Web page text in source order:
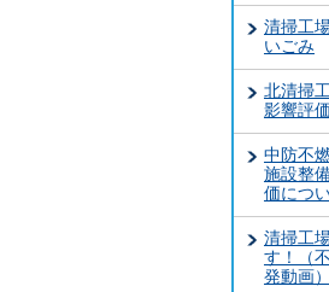
清掃工
いごみ
北清掃
影響評
中防不
施設整
価につ
清掃工
す！（
発動画）